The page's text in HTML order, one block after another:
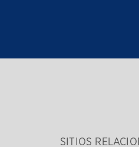
SITIOS